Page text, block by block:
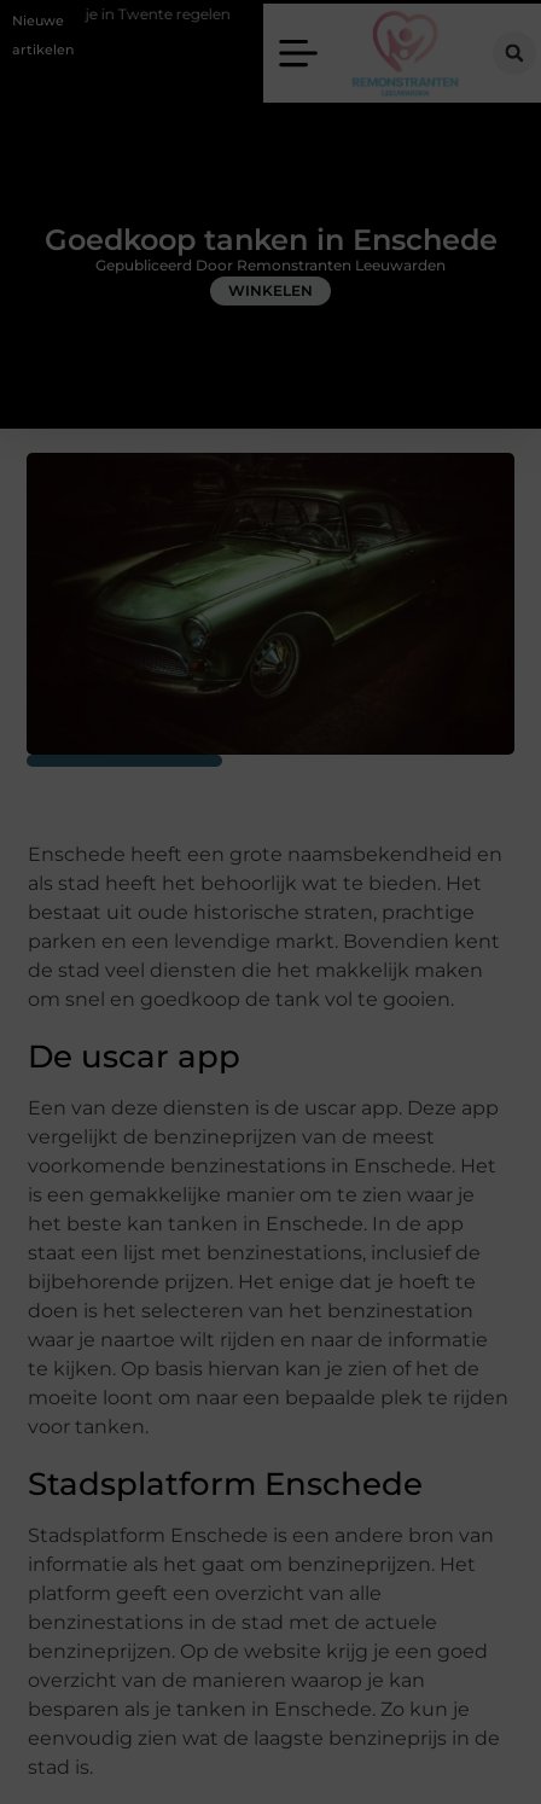
Nieuwe
artikelen
regelen Wat zero-click search betekent voor de toekomst van
Goedkoop tanken in Enschede
WINKELEN
Gepubliceerd Door Remonstranten Leeuwarden
Enschede heeft een grote naamsbekendheid en
als stad heeft het behoorlijk wat te bieden. Het
bestaat uit oude historische straten, prachtige
parken en een levendige markt. Bovendien kent
de stad veel diensten die het makkelijk maken
om snel en goedkoop de tank vol te gooien.
De uscar app
Een van deze diensten is de uscar app. Deze app
vergelijkt de benzineprijzen van de meest
voorkomende benzinestations in Enschede. Het
is een gemakkelijke manier om te zien waar je
het beste kan tanken in Enschede. In de app
staat een lijst met benzinestations, inclusief de
bijbehorende prijzen. Het enige dat je hoeft te
doen is het selecteren van het benzinestation
waar je naartoe wilt rijden en naar de informatie
te kijken. Op basis hiervan kan je zien of het de
moeite loont om naar een bepaalde plek te rijden
voor tanken.
Stadsplatform Enschede
Stadsplatform Enschede is een andere bron van
informatie als het gaat om benzineprijzen. Het
platform geeft een overzicht van alle
benzinestations in de stad met de actuele
benzineprijzen. Op de website krijg je een goed
overzicht van de manieren waarop je kan
besparen als je tanken in Enschede. Zo kun je
eenvoudig zien wat de laagste benzineprijs in de
stad is.